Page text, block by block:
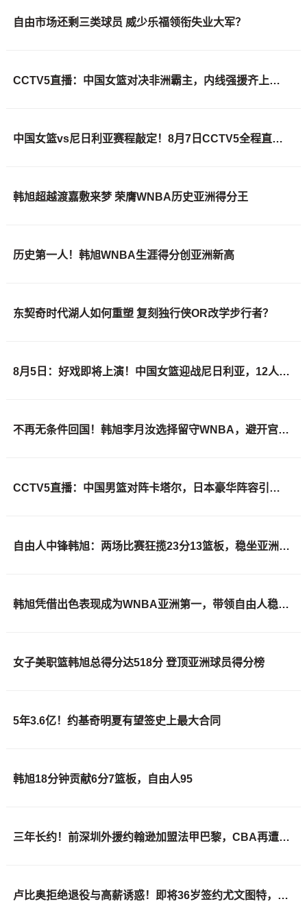
自由市场还剩三类球员 威少乐福领衔失业大军？
CCTV5直播：中国女篮对决非洲霸主，内线强援齐上阵，敌手实力不容小觑
中国女篮vs尼日利亚赛程敲定！8月7日CCTV5全程直播，杨舒予迎来归队首战
韩旭超越渡嘉敷来梦 荣膺WNBA历史亚洲得分王
历史第一人！韩旭WNBA生涯得分创亚洲新高
东契奇时代湖人如何重塑 复刻独行侠OR改学步行者？
8月5日：好戏即将上演！中国女篮迎战尼日利亚，12人出战名单曝光，张子宇领衔全力出击
不再无条件回国！韩旭李月汝选择留守WNBA，避开宫鲁鸣的低效长期集训
CCTV5直播：中国男篮对阵卡塔尔，日本豪华阵容引发关注，胜负悬念待解
自由人中锋韩旭：两场比赛狂揽23分13篮板，稳坐亚洲第一！
韩旭凭借出色表现成为WNBA亚洲第一，带领自由人稳居主力中锋位置！
女子美职篮韩旭总得分达518分 登顶亚洲球员得分榜
5年3.6亿！约基奇明夏有望签史上最大合同
韩旭18分钟贡献6分7篮板，自由人95
三年长约！前深圳外援约翰逊加盟法甲巴黎，CBA再遭实用内线流失！
卢比奥拒绝退役与高薪诱惑！即将36岁签约尤文图特，再战一年西甲